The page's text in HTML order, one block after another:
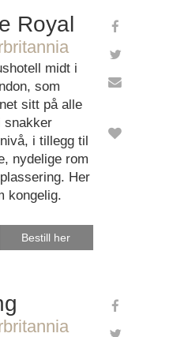
Royal
midt i
som
sitt på alle
snakker
i tillegg til
nydelige rom
Her
kongelig.
Bestill her